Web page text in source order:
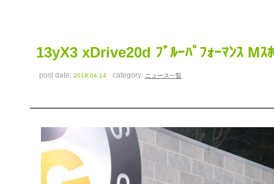
13yX3 xDrive20d ﾌﾞﾙｰﾊﾟﾌｫｰﾏﾝｽ
post date:2018.04.14 category: ニュース一覧